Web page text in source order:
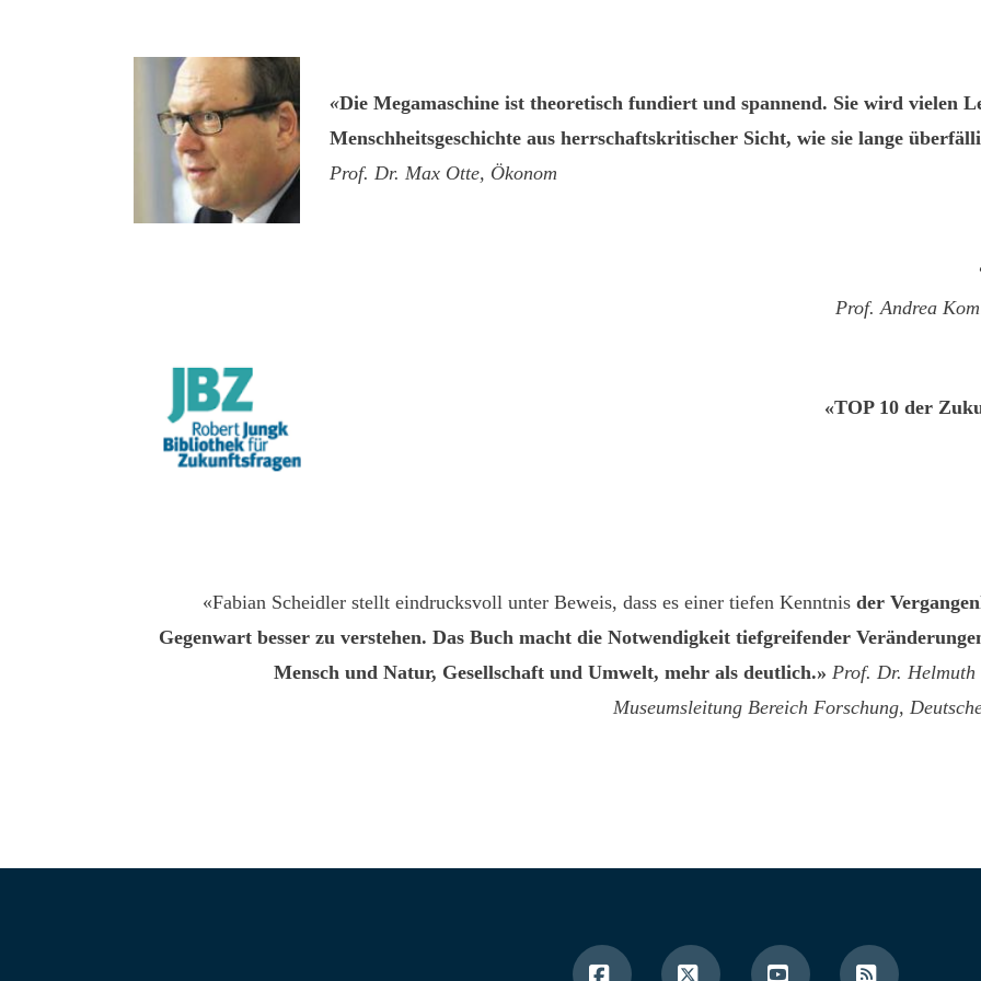
«Die Megamaschine ist theoretisch fundiert und spannend. Sie wird vielen
Menschheitsgeschichte aus herrschaftskritischer Sicht, wie sie lange
Prof. Dr. Max Otte, Ökonom
Prof. Andrea
«TOP 10 der
«Fabian Scheidler stellt eindrucksvoll unter Beweis, dass es einer tiefen Kenntnis der
Gegenwart besser zu verstehen. Das Buch macht die Notwendigkeit tiefgreifender
Mensch und Natur, Gesellschaft und Umwelt, mehr als deutlich.» Prof. Dr.
Museumsleitung Bereich Forschung,